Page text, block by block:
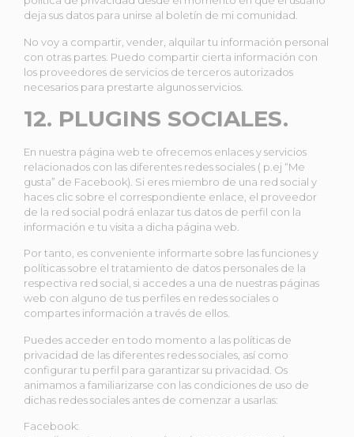
deja sus datos para unirse al boletín de mi comunidad.
No voy a compartir, vender, alquilar tu información personal
con otras partes. Puedo compartir cierta información con
los proveedores de servicios de terceros autorizados
necesarios para prestarte algunos servicios.
12. PLUGINS SOCIALES.
En nuestra página web te ofrecemos enlaces y servicios
relacionados con las diferentes redes sociales ( p.ej “Me
gusta” de Facebook). Si eres miembro de una red social y
haces clic sobre el correspondiente enlace, el proveedor
de la red social podrá enlazar tus datos de perfil con la
información e tu visita a dicha página web.
Por tanto, es conveniente informarte sobre las funciones y
políticas sobre el tratamiento de datos personales de la
respectiva red social, si accedes a una de nuestras páginas
web con alguno de tus perfiles en redes sociales o
compartes información a través de ellos.
Puedes acceder en todo momento a las políticas de
privacidad de las diferentes redes sociales, así como
configurar tu perfil para garantizar su privacidad. Os
animamos a familiarizarse con las condiciones de uso de
dichas redes sociales antes de comenzar a usarlas:
Facebook: